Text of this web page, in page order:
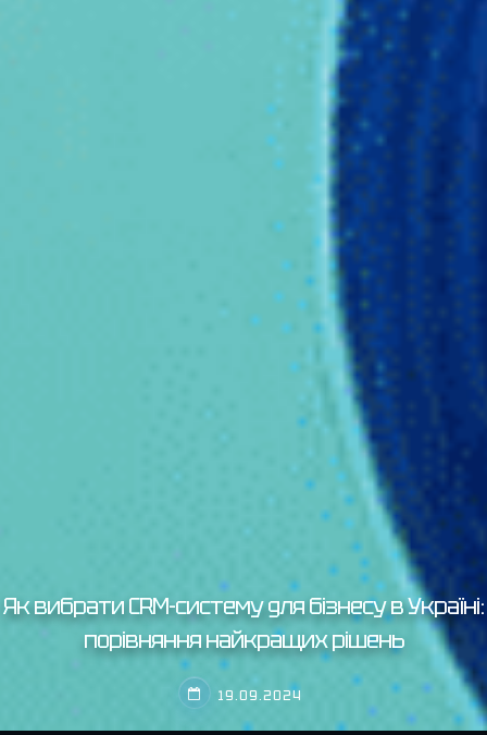
Як вибрати CRM-систему для бізнесу в Україні:
порівняння найкращих рішень
19.09.2024